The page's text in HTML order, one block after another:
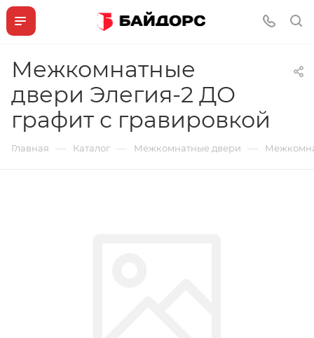
Межкомнатные
двери Элегия-2 ДО
графит с гравировкой
Главная — Каталог — Межкомнатные двери —